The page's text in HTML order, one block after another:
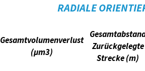
RADIALE
Gesamtvolumenverlust
(µm3)
Zurückgelegte
Strecke (m)